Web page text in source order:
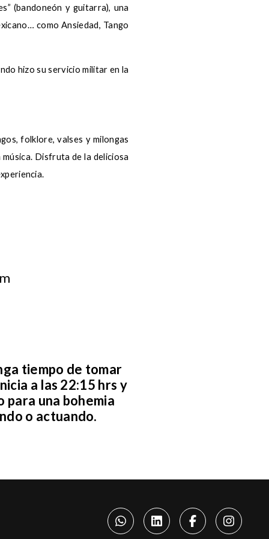
(bandoneón y guitarra), una
como Ansiedad, Tango
hizo su servicio militar en la
folklore, valses y milongas
Disfruta de la deliciosa
tiempo de tomar
a las 22:15 hrs y
para una bohemia
o actuando.